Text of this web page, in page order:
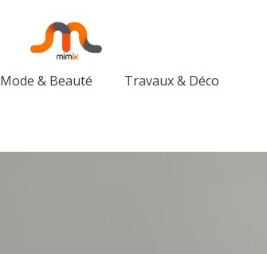
Mode & Beauté Travaux & Déco